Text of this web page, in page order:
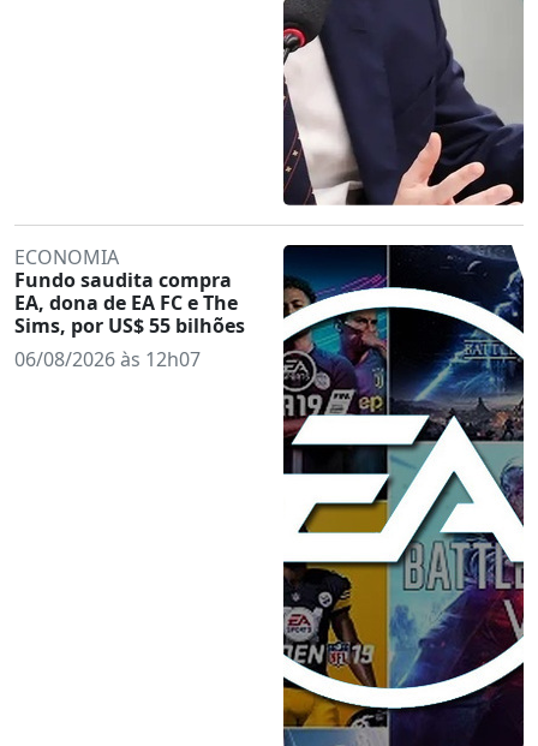
ECONOMIA
Fundo saudita compra
EA, dona de EA FC e The
Sims, por US$ 55 bilhões
06/08/2026 às 12h07